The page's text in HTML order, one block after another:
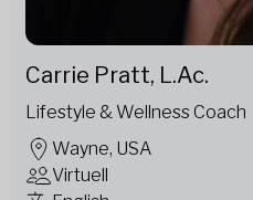
Carrie Pratt, L.Ac.
Lifestyle & Wellness Coach
Wayne, USA
Virtuell